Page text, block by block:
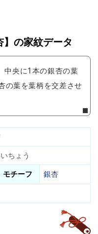
】の家紋データ
中央に1本の銀杏の葉
の葉を葉柄を交差させ
ちょう
モチーフ
銀杏